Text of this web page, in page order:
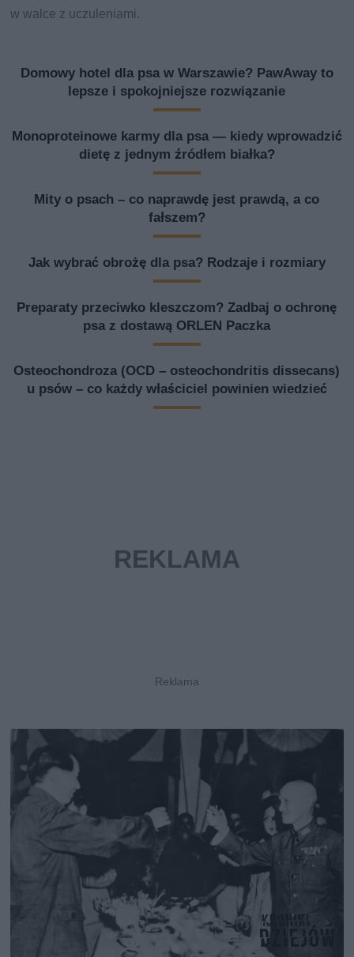
w walce z uczuleniami.
Domowy hotel dla psa w Warszawie? PawAway to
lepsze i spokojniejsze rozwiązanie
Monoproteinowe karmy dla psa — kiedy wprowadzić
dietę z jednym źródłem białka?
Mity o psach – co naprawdę jest prawdą, a co
fałszem?
Jak wybrać obrożę dla psa? Rodzaje i rozmiary
Preparaty przeciwko kleszczom? Zadbaj o ochronę
psa z dostawą ORLEN Paczka
Osteochondroza (OCD – osteochondritis dissecans)
u psów – co każdy właściciel powinien wiedzieć